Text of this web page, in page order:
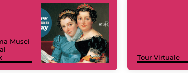
Musei
Tour Virtuale